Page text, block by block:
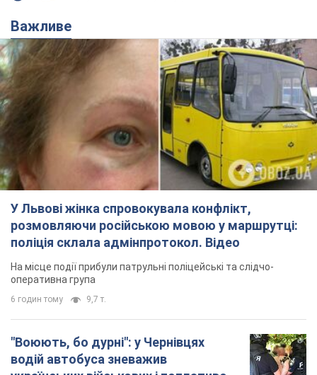
Важливе
У Львові жінка спровокувала конфлікт,
розмовляючи російською мовою у маршрутці:
поліція склала адмінпротокол. Відео
На місце події прибули патрульні поліцейські та слідчо-
оперативна група
6 годин тому 9,7 т.
"Воюють, бо дурні": у Чернівцях
водій автобуса зневажив